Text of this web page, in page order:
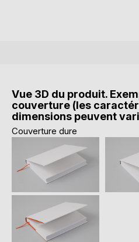
Vue 3D du produit.
couverture (les
dimensions peuvent
Couverture dure